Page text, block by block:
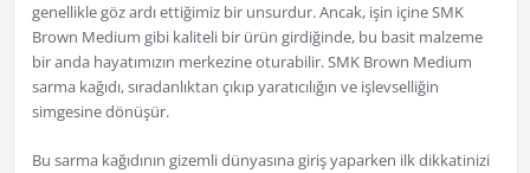
genellikle göz ardı ettiğimiz bir unsurdur. Ancak, işin içine SMK
Brown Medium gibi kaliteli bir ürün girdiğinde, bu basit malzeme
bir anda hayatımızın merkezine oturabilir. SMK Brown Medium
sarma kağıdı, sıradanlıktan çıkıp yaratıcılığın ve işlevselliğin
simgesine dönüşür.
Bu sarma kağıdının gizemli dünyasına giriş yaparken ilk dikkatinizi